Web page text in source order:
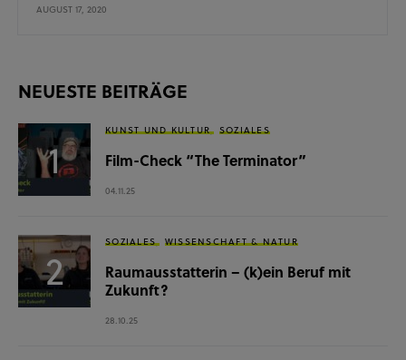
AUGUST 17, 2020
NEUESTE BEITRÄGE
KUNST UND KULTUR SOZIALES
Film-Check “The Terminator”
04.11.25
SOZIALES WISSENSCHAFT & NATUR
Raumausstatterin – (k)ein Beruf mit
Zukunft?
28.10.25